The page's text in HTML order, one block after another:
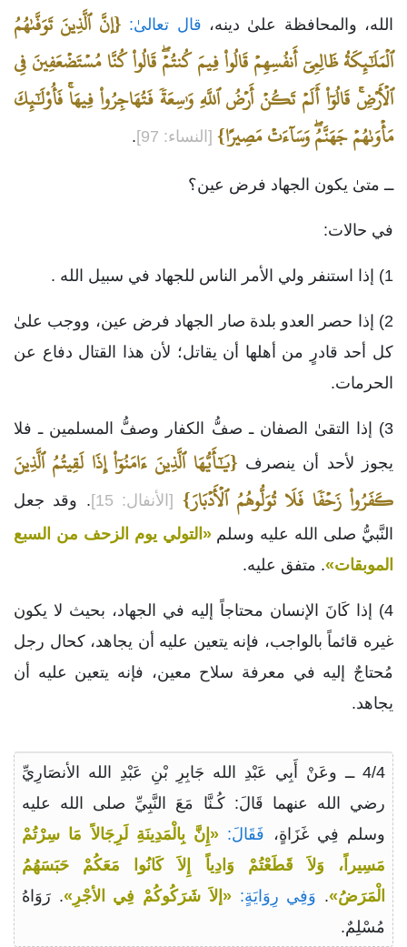
الله، والمحافظة علىٰ دينه، قال تعالىٰ: {إنَّ ٱلَّذِينَ تَوَفَّىٰهُمُ
ٱلۡمَلَٰٓئِكَةُ ظَالِمِيٓ أَنفُسِهِمۡ قَالُواْ فِيمَ كُنتُمۡۖ قَالُواْ كُنَّا مُسۡتَضۡعَفِينَ فِي
ٱلۡأَرۡضِۚ قَالُوٓاْ أَلَمۡ تَكُنۡ أَرۡضُ ٱللَّهِ وَٰسِعَةٗ فَتُهَاجِرُواْ فِيهَاۚ فَأُوْلَٰٓئِكَ
مَأۡوَىٰهُمۡ جَهَنَّمُۖ وَسَآءَتۡ مَصِيرًا} [النساء: 97] .
ــ متىٰ يكون الجهاد فرض عين؟
في حالات:
1) إذا استنفر ولي الأمر الناس للجهاد في سبيل الله .
2) إذا حصر العدو بلدة صار الجهاد فرض عين، ووجب علىٰ
كل أحد قادرٍ من أهلها أن يقاتل؛ لأن هذا القتال دفاع عن
الحرمات.
3) إذا التقىٰ الصفان ـ صفُّ الكفار وصفُّ المسلمين ـ فلا
يجوز لأحد أن ينصرف {يَٰٓأَيُّهَا ٱلَّذِينَ ءَامَنُوٓاْ إِذَا لَقِيتُمُ ٱلَّذِينَ
كَفَرُواْ زَحۡفٗا فَلَا تُوَلُّوهُمُ ٱلۡأَدۡبَارَ} [الأنفال: 15]
. وقد جعل
النَّبيُّ صلى الله عليه وسلم«التولي يوم الزحف من السبع
الموبقات». متفق عليه.
4) إذا كَانَ الإنسان محتاجاً إليه في الجهاد، بحيث لا يكون
غيره قائماً بالواجب، فإنه يتعين عليه أن يجاهد، كحال رجل
مُحتاجٌ إليه في معرفة سلاح معين، فإنه يتعين عليه أن
يجاهد.
4/4 ــ وعَنْ أَبِي عَبْدِ الله جَابِرِ بْنِ عَبْدِ الله الأنصَارِيِّ
رضي الله عنهما قَالَ: كُـنَّا مَعَ النَّبِيِّ صلى الله عليه
وسلم فِي غَزَاةٍ،
فَقَالَ: «إِنَّ بِالْمَدِينَةِ لَرِجَالاً مَا سِرْتُمْ
مَسِيراً، وَلاَ قَطَعْتُمْ وَادِياً إِلاَ كَانُوا مَعَكُمْ حَبَسَهُمُ
الْمَرَضُ». وَفِي رِوَايَةٍ: «إلاَ شَرَكُوكُمْ فِي الأجْرِ». رَوَاهُ
مُسْلِمٌ.